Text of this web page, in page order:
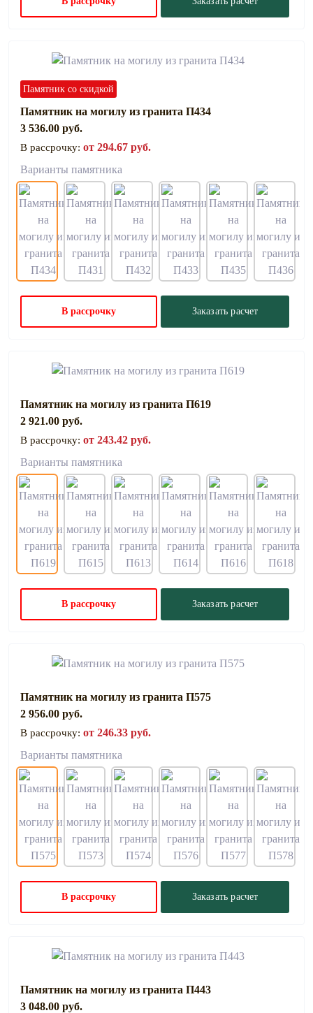
Памятник со скидкой
Памятник на могилу из гранита П434
3 536.00 руб.
В рассрочку: от 294.67 руб.
Варианты памятника
В рассрочку Заказать расчет
Памятник на могилу из гранита П619
2 921.00 руб.
В рассрочку: от 243.42 руб.
Варианты памятника
В рассрочку Заказать расчет
Памятник на могилу из гранита П575
2 956.00 руб.
В рассрочку: от 246.33 руб.
Варианты памятника
В рассрочку Заказать расчет
Памятник на могилу из гранита П443
3 048.00 руб.